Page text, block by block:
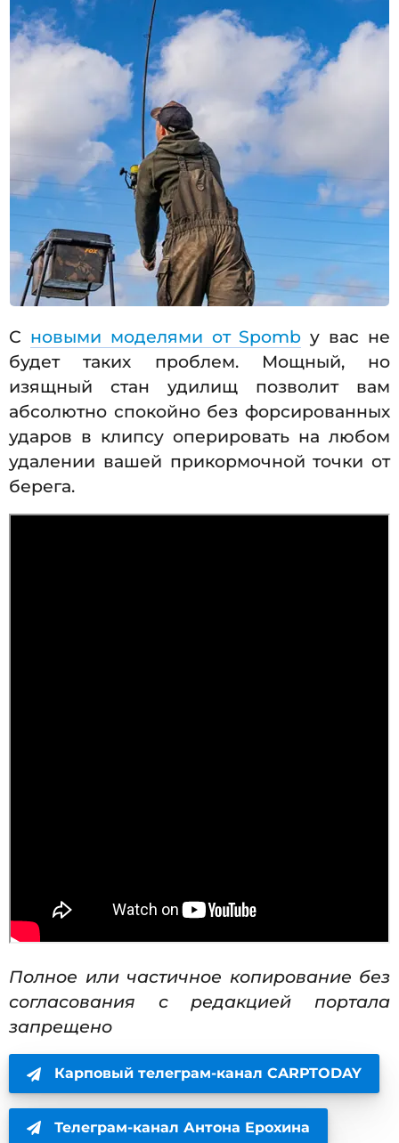
С новыми моделями от Spomb у вас не
будет таких проблем. Мощный, но
изящный стан удилищ позволит вам
абсолютно спокойно без форсированных
ударов в клипсу оперировать на любом
удалении вашей прикормочной точки от
берега.
Полное или частичное копирование без
согласования с редакцией портала
запрещено
Карповый телеграм-канал CARPTODAY
Телеграм-канал Антона Ерохина